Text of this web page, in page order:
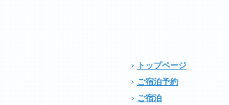
トップページ
ご宿泊予約
ご宿泊